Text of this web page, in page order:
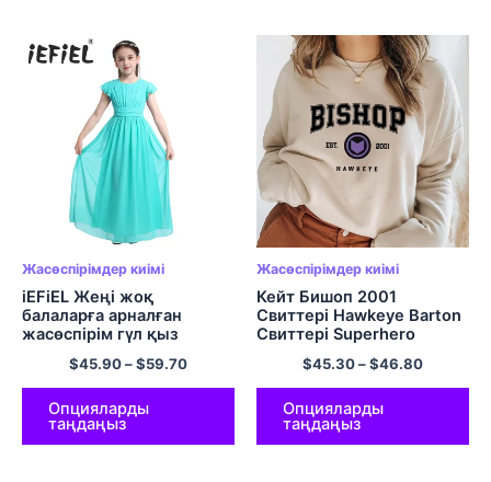
Жасөспірімдер киімі
iEFiEL Жеңі жоқ
балаларға арналған
жасөспірім гүл қыз
көйлегі Еден ұзындықты
байқауға арналған үйлену
тойы Ресми жағдайда
үйлену тойы қыздарға
арналған тюль көйлек
$45.90–$59.70
Опцияларды
таңдаңыз
Жасөспірімдер киімі
Кейт Бишоп 2001
Свиттері Hawkeye Barton
Свиттері Superhero
Hoodies Unisex Ұзын
жеңді пуловерлер
Капусти Көше киімдері
$45.30–$46.80
Опцияларды
таңдаңыз